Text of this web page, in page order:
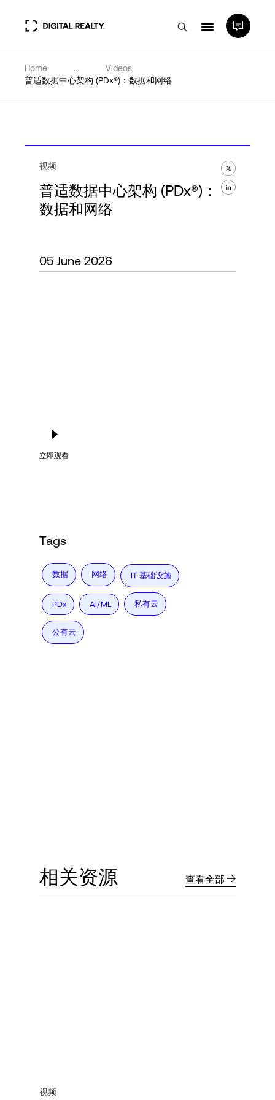
数据中心
专业知识和资源
Home ...
Videos
普适数据中心架构 (PDx®)：数据和网络
视频
普适数据中心架构 (PDx®)：
数据和网络
05 June 2026
立即观看
Tags
数据 网络 IT 基础设施
PDx AI/ML 私有云
公有云
相关资源 查看全部
视频